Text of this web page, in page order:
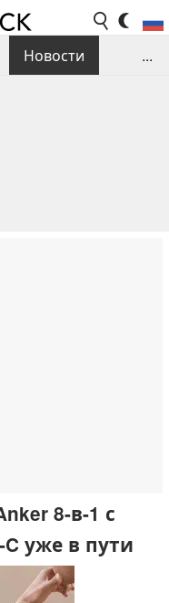
Новости
...
8-в-1 с
уже в пути